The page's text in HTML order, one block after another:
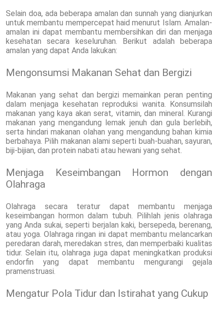
Selain doa, ada beberapa amalan dan sunnah yang dianjurkan
untuk membantu mempercepat haid menurut Islam. Amalan-
amalan ini dapat membantu membersihkan diri dan menjaga
kesehatan secara keseluruhan. Berikut adalah beberapa
amalan yang dapat Anda lakukan:
Mengonsumsi Makanan Sehat dan Bergizi
Makanan yang sehat dan bergizi memainkan peran penting
dalam menjaga kesehatan reproduksi wanita. Konsumsilah
makanan yang kaya akan serat, vitamin, dan mineral. Kurangi
makanan yang mengandung lemak jenuh dan gula berlebih,
serta hindari makanan olahan yang mengandung bahan kimia
berbahaya. Pilih makanan alami seperti buah-buahan, sayuran,
biji-bijian, dan protein nabati atau hewani yang sehat.
Menjaga Keseimbangan Hormon dengan
Olahraga
Olahraga secara teratur dapat membantu menjaga
keseimbangan hormon dalam tubuh. Pilihlah jenis olahraga
yang Anda sukai, seperti berjalan kaki, bersepeda, berenang,
atau yoga. Olahraga ringan ini dapat membantu melancarkan
peredaran darah, meredakan stres, dan memperbaiki kualitas
tidur. Selain itu, olahraga juga dapat meningkatkan produksi
endorfin yang dapat membantu mengurangi gejala
pramenstruasi.
Mengatur Pola Tidur dan Istirahat yang Cukup